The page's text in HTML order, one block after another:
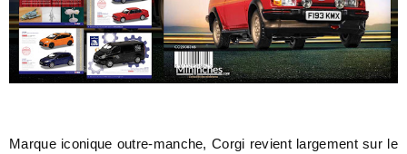
Marque iconique outre-manche, Corgi revient largement sur le